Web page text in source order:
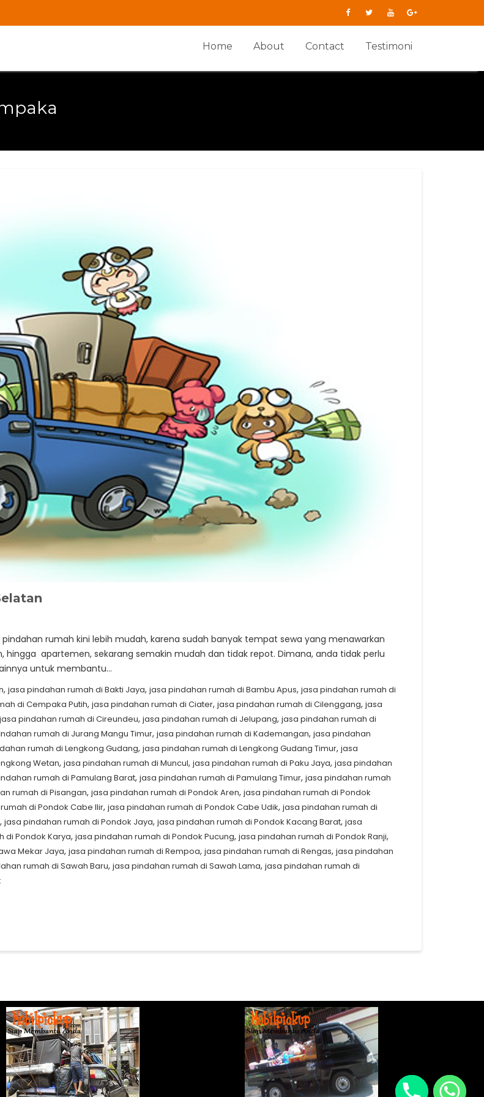
Home About Contact Testimoni
Jasa pindahan rumah kini lebih mudah, karena sudah banyak tempat sewa yang menawarkan
hingga apartemen, sekarang semakin mudah dan tidak repot. Dimana, anda tidak perlu
untuk membantu…
, jasa pindahan rumah di Bakti Jaya, jasa pindahan rumah di Bambu Apus, jasa pindahan rumah di
di Cempaka Putih, jasa pindahan rumah di Ciater, jasa pindahan rumah di Cilenggang, jasa
jasa pindahan rumah di Cireundeu, jasa pindahan rumah di Jelupang, jasa pindahan rumah di
rumah di Jurang Mangu Timur, jasa pindahan rumah di Kademangan, jasa pindahan
rumah di Lengkong Gudang, jasa pindahan rumah di Lengkong Gudang Timur, jasa
Wetan, jasa pindahan rumah di Muncul, jasa pindahan rumah di Paku Jaya, jasa pindahan
rumah di Pamulang Barat, jasa pindahan rumah di Pamulang Timur, jasa pindahan rumah
rumah di Pisangan, jasa pindahan rumah di Pondok Aren, jasa pindahan rumah di Pondok
di Pondok Cabe Ilir, jasa pindahan rumah di Pondok Cabe Udik, jasa pindahan rumah di
, jasa pindahan rumah di Pondok Jaya, jasa pindahan rumah di Pondok Kacang Barat, jasa
di Pondok Karya, jasa pindahan rumah di Pondok Pucung, jasa pindahan rumah di Pondok Ranji,
Mekar Jaya, jasa pindahan rumah di Rempoa, jasa pindahan rumah di Rengas, jasa pindahan
rumah di Sawah Baru, jasa pindahan rumah di Sawah Lama, jasa pindahan rumah di